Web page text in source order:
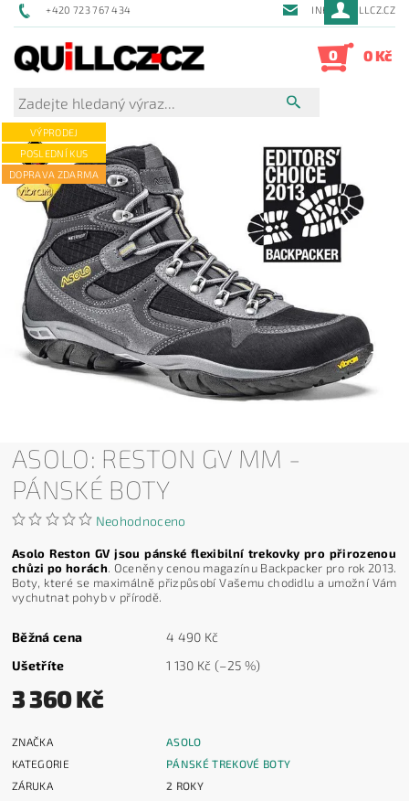
+420 723 767 434 INFO@QUILLCZ.CZ
0 0 Kč
VÝPRODEJ
POSLEDNÍ KUS
DOPRAVA ZDARMA
ASOLO: RESTON GV MM -
PÁNSKÉ BOTY
Neohodnoceno
Asolo Reston GV jsou pánské flexibilní trekovky pro přirozenou
chůzi po horách. Oceněny cenou magazínu Backpacker pro rok 2013.
Boty, které se maximálně přizpůsobí Vašemu chodidlu a umožní Vám
vychutnat pohyb v přírodě.
Běžná cena
4 490 Kč
Ušetříte
1 130 Kč (–25 %)
3 360 Kč
ZNAČKA
ASOLO
KATEGORIE
PÁNSKÉ TREKOVÉ BOTY
ZÁRUKA
2 ROKY